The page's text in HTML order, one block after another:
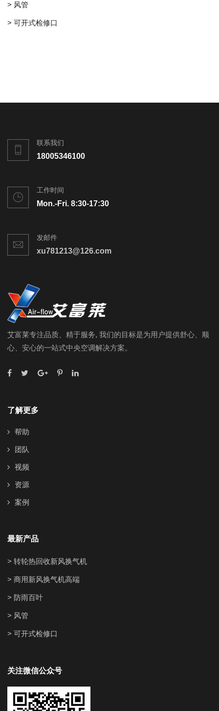
> 风管
> 可开式检修口
联系我们
18005346100
工作时间
Mon.-Fri. 8:30-17:30
发邮件
xu781213@126.com
艾富莱专注品质、精于服务, 我们的目标是为用户提供舒心、顺
心、安心的一站式中央空调解决方案。
了解更多
帮助
团队
视频
资源
案例
最新产品
> 转轮热回收新风换气机
> 商用新风换气机高端
> 防雨百叶
> 风管
> 可开式检修口
关注微信公众号